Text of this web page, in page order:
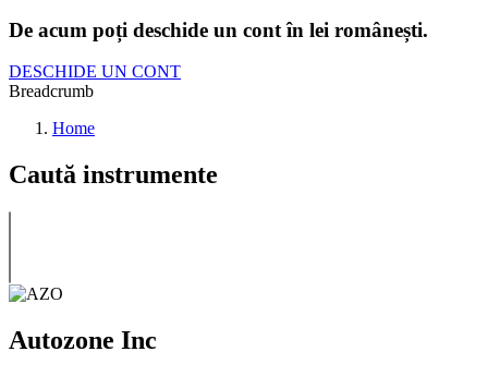
De acum poți deschide un cont în lei românești.
DESCHIDE UN CONT
Breadcrumb
Home
Caută instrumente
Autozone Inc